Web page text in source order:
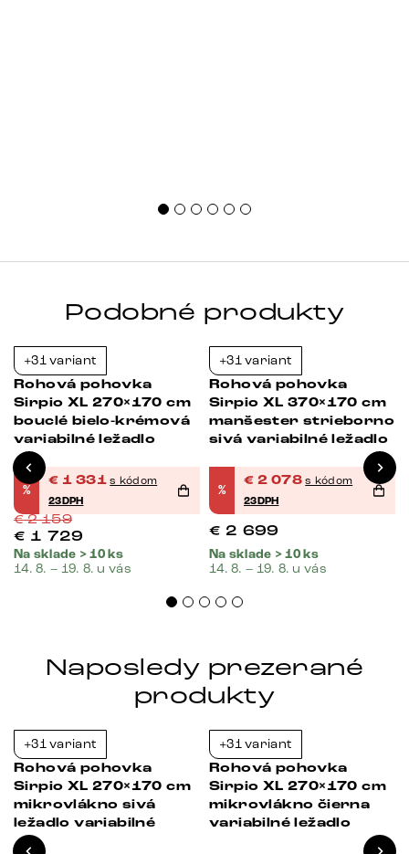
Podobné produkty
+31 variant
Rohová pohovka
Sirpio XL 270×170 cm
bouclé bielo-krémová
variabilné ležadlo
%
€ 1 331 s kódom
23DPH
€2 159
€ 1 729
Na sklade > 10 ks
14. 8. – 19. 8. u vás
+31 variant
Rohová pohovka
Sirpio XL 370×170 cm
manšester strieborno
sivá variabilné ležadlo
%
€ 2 078 s kódom
23DPH
€ 2 699
Na sklade > 10 ks
14. 8. – 19. 8. u vás
Naposledy prezerané
produkty
+31 variant
Rohová pohovka
Sirpio XL 270×170 cm
mikrovlákno sivá
ležadlo variabilné
Bestseller
+31 variant
Rohová pohovka
Sirpio XL 270×170 cm
mikrovlákno čierna
variabilné ležadlo